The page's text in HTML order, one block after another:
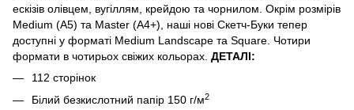
ескізів олівцем, вугіллям, крейдою та чорнилом. Окрім розмірів
Medium (A5) та Master (A4+), наші нові Скетч-Буки тепер
доступні у форматі Medium Landscape та Square. Чотири
формати в чотирьох свіжих кольорах. ДЕТАЛІ:
112 сторінок
Білий безкислотний папір 150 г/м2